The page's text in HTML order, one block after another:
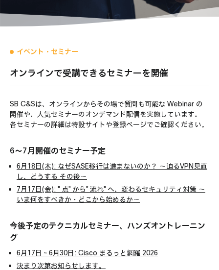
イベント・セミナー
オンラインで受講できるセミナーを開催
SB C&Sは、オンラインからその場で質問も可能な Webinar の
開催や、人気セミナーのオンデマンド配信を実施しています。
各セミナーの詳細は特設サイトや登録ページでご確認ください。
6～7月開催のセミナー予定
6月18日(木): なぜSASE移行は進まないのか？ 〜迫るVPN見直
し、どうする その後〜
7月17日(金): "点"から"流れ"へ、変わるセキュリティ対策 〜
いま何をすべきか・どこから始めるか〜
今後予定のテクニカルセミナー、ハンズオントレーニン
グ
6月17日～6月30日: Cisco まるっと網羅 2026
決まり次第お知らせします。